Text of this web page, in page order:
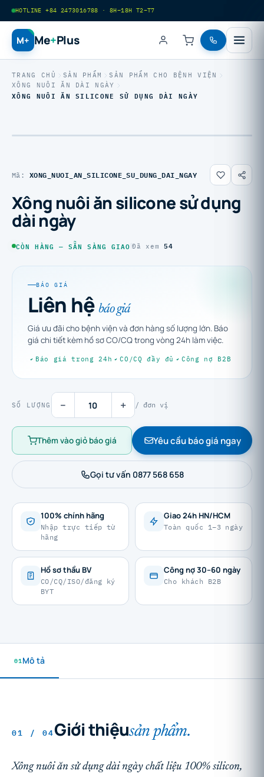
HOTLINE +84 2473016788 · 8H–18H T2–T7
M+ Me+Plus
TRANG CHỦ SẢN PHẨM
SẢN PHẨM CHO BỆNH VIỆN
XÔNG NUÔI ĂN DÀI NGÀY
XÔNG NUÔI ĂN SILICONE SỬ DỤNG DÀI NGÀY
Mã: XONG_NUOI_AN_SILICONE_SU_DUNG_DAI_NGAY
Xông nuôi ăn silicone sử dụng
dài ngày
CÒN HÀNG — SẴN SÀNG GIAO|Đã xem54
BÁO GIÁ
Liên hệbáo giá
Giá ưu đãi cho bệnh viện và đơn hàng số lượng lớn. Báo
giá chi tiết kèm hồ sơ CO/CQ trong vòng 24h làm việc.
Báo giá trong 24h CO/CQ đầy đủ Công nợ B2B
SỐ LƯỢNG − + / đơn vị
Thêm vào giỏ báo giá Yêu cầu báo giá ngay
Gọi tư vấn 0877 568 658
100% chính hãng
Nhập trực tiếp từ
hãng
Giao 24h HN/HCM
Toàn quốc 1–3 ngày
Hồ sơ thầu BV
CO/CQ/ISO/đăng ký
BYT
Công nợ 30–60 ngày
Cho khách B2B
01Mô tả
01 / 04Giới thiệusản phẩm.
Xông nuôi ăn sử dụng dài ngày chất liệu 100% silicon,